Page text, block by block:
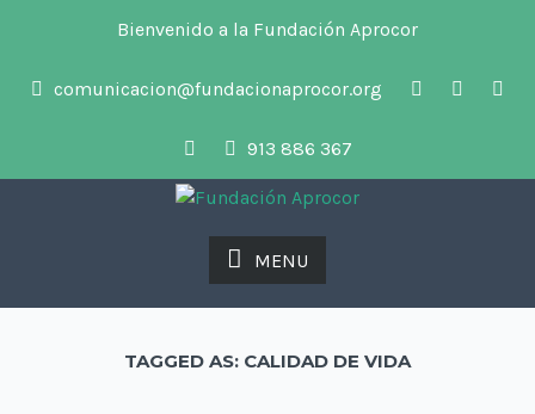
Bienvenido a la Fundación Aprocor
comunicacion@fundacionaprocor.org
913 886 367
MENU
TAGGED AS: CALIDAD DE VIDA